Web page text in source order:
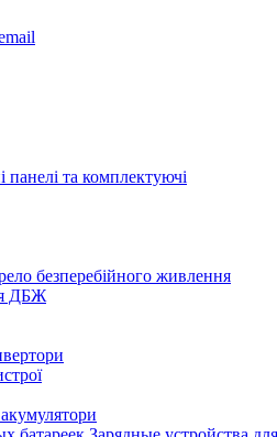
панелі та комплектуючі
безперебійного живлення
ДБЖ